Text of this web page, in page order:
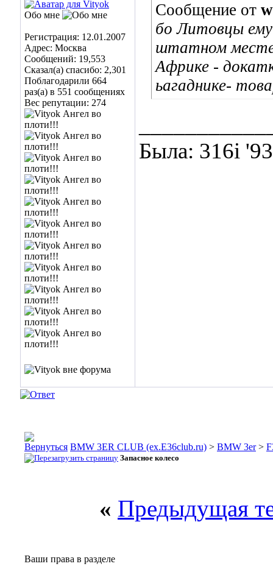
Обо мне
Регистрация: 12.01.2007
Адрес: Москва
Сообщений: 19,553
Сказал(а) спасибо: 2,301
Поблагодарили 664
раз(а) в 551 сообщениях
Вес репутации: 274
Сообщение от
бо Литовцы ему
штатном месте
Африке -
ьагаднике-
Была: 316i
BMW 3ER CLUB (ex.E36club.ru) > BMW 3er >
Запасное колесо
« Предыдущая
Ваши права в разделе